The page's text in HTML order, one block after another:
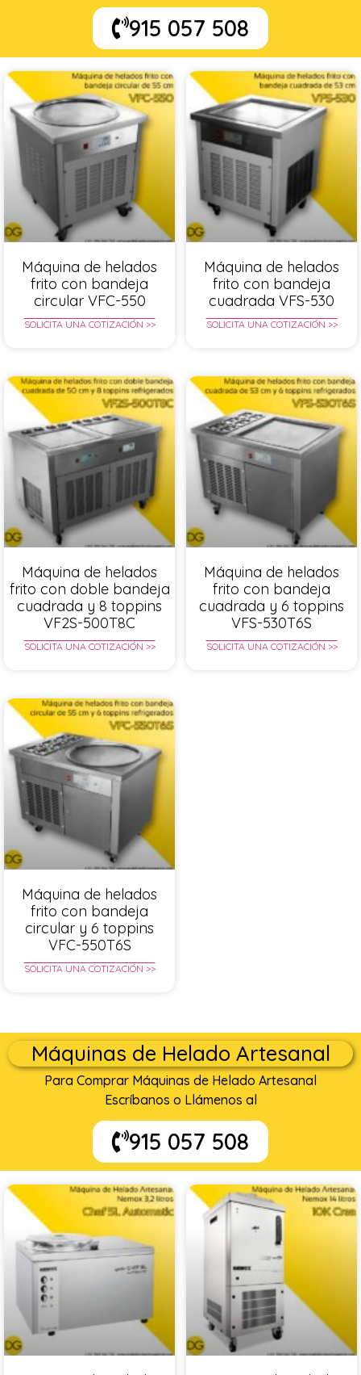
915 057 508
Máquina de helados
frito con bandeja
circular VFC-550
SOLICITA UNA COTIZACIÓN >>
Máquina de helados
frito con bandeja
cuadrada VFS-530
SOLICITA UNA COTIZACIÓN >>
Máquina de helados
frito con doble bandeja
cuadrada y 8 toppins
VF2S-500T8C
SOLICITA UNA COTIZACIÓN >>
Máquina de helados
frito con bandeja
cuadrada y 6 toppins
VFS-530T6S
SOLICITA UNA COTIZACIÓN >>
Máquina de helados
frito con bandeja
circular y 6 toppins
VFC-550T6S
SOLICITA UNA COTIZACIÓN >>
Máquinas de Helado Artesanal
Para Comprar Máquinas de Helado Artesanal
Escríbanos o Llámenos al
915 057 508